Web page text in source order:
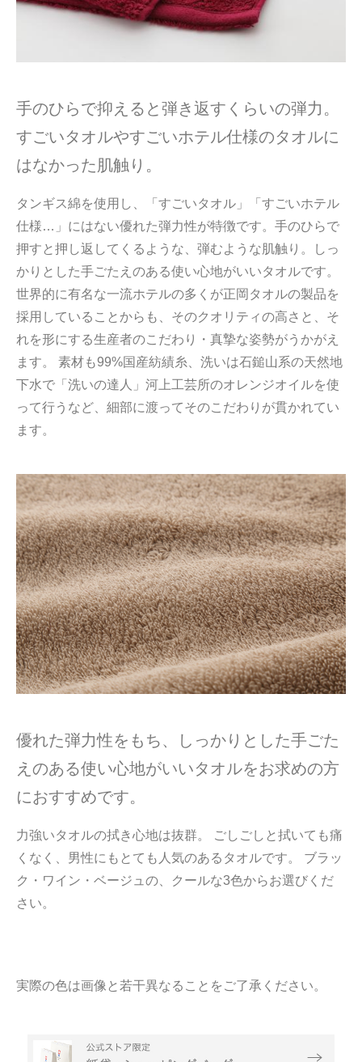
手のひらで抑えると弾き返すくらいの弾力。
すごいタオルやすごいホテル仕様のタオルに
はなかった肌触り。
タンギス綿を使用し、「すごいタオル」「すごいホテル
仕様…」にはない優れた弾力性が特徴です。手のひらで
押すと押し返してくるような、弾むような肌触り。しっ
かりとした手ごたえのある使い心地がいいタオルです。
世界的に有名な一流ホテルの多くが正岡タオルの製品を
採用していることからも、そのクオリティの高さと、そ
れを形にする生産者のこだわり・真摯な姿勢がうかがえ
ます。 素材も99%国産紡績糸、洗いは石鎚山系の天然地
下水で「洗いの達人」河上工芸所のオレンジオイルを使
って行うなど、細部に渡ってそのこだわりが貫かれてい
ます。
優れた弾力性をもち、しっかりとした手ごた
えのある使い心地がいいタオルをお求めの方
におすすめです。
力強いタオルの拭き心地は抜群。 ごしごしと拭いても痛
くなく、男性にもとても人気のあるタオルです。 ブラッ
ク・ワイン・ベージュの、クールな3色からお選びくだ
さい。
実際の色は画像と若干異なることをご了承ください。